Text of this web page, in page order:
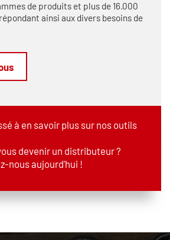
de produits et plus de 16.000
ainsi aux divers besoins de
à en savoir plus sur nos outils
devenir un distributeur ?
nous aujourd'hui !